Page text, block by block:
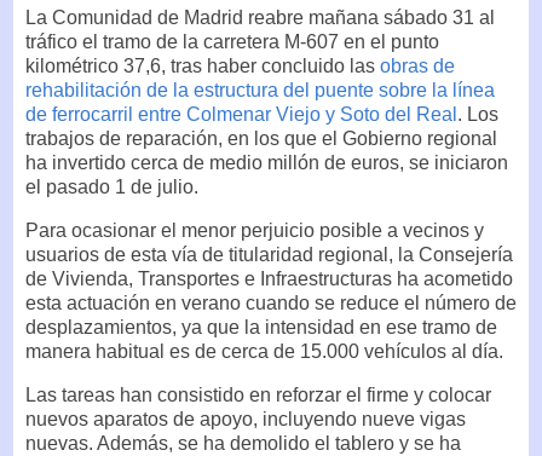
La Comunidad de Madrid reabre mañana sábado 31 al
tráfico el tramo de la carretera M-607 en el punto
kilométrico 37,6, tras haber concluido las obras de
rehabilitación de la estructura del puente sobre la línea
de ferrocarril entre Colmenar Viejo y Soto del Real . Los
trabajos de reparación, en los que el Gobierno regional
ha invertido cerca de medio millón de euros, se iniciaron
el pasado 1 de julio.
Para ocasionar el menor perjuicio posible a vecinos y
usuarios de esta vía de titularidad regional, la Consejería
de Vivienda, Transportes e Infraestructuras ha acometido
esta actuación en verano cuando se reduce el número de
desplazamientos, ya que la intensidad en ese tramo de
manera habitual es de cerca de 15.000 vehículos al día.
Las tareas han consistido en reforzar el firme y colocar
nuevos aparatos de apoyo, incluyendo nueve vigas
nuevas. Además, se ha demolido el tablero y se ha